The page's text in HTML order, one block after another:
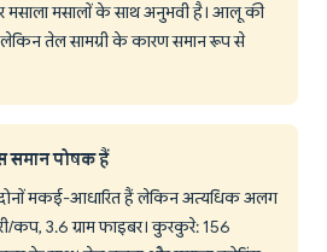
मसाला मसालों के साथ अनुभवी है। आलू की
तेल सामग्री के कारण समान रूप से
समान पोषक हैं
मकई-आधारित हैं लेकिन अत्यधिक अलग
कप, 3.6 ग्राम फाइबर। कुरकुरे: 156